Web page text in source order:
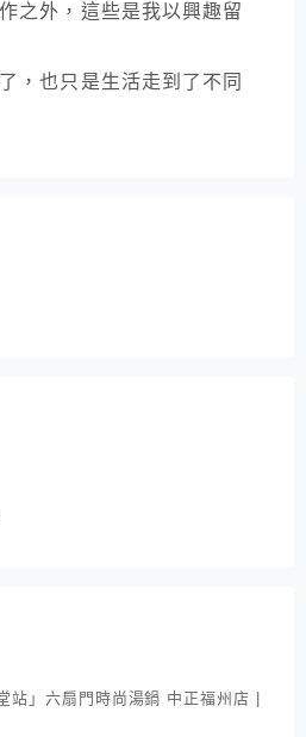
之外，這些是我以興趣留
，也只是生活走到了不同
站」六扇門時尚湯鍋 中正福州店 |